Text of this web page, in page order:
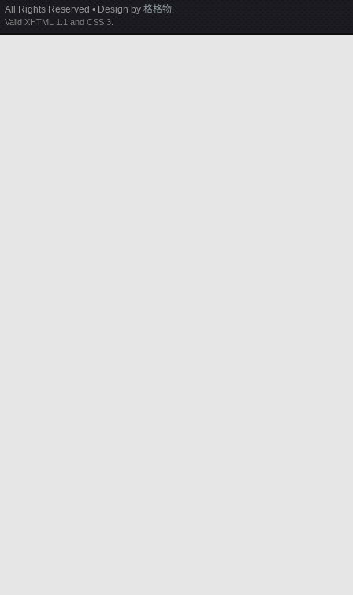
All Rights Reserved • Design by 格格物.
Valid XHTML 1.1 and CSS 3.